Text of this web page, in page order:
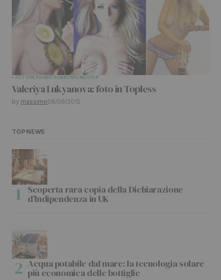
FOTOIN PRIMO PIANOMONDOVIP
Valeriya Lukyanova: foto in Topless
by massimo08/06/2015
TOP NEWS
Scoperta rara copia della Dichiarazione
d’Indipendenza in UK
Acqua potabile dal mare: la tecnologia solare
più economica delle bottiglie